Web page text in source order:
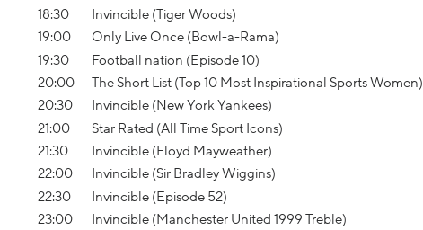
18:30
Invincible (Tiger Woods)
19:00
Only Live Once (Bowl-a-Rama)
19:30
Football nation (Episode 10)
20:00
The Short List (Top 10 Most Inspirational Sports Women)
20:30
Invincible (New York Yankees)
21:00
Star Rated (All Time Sport Icons)
21:30
Invincible (Floyd Mayweather)
22:00
Invincible (Sir Bradley Wiggins)
22:30
Invincible (Episode 52)
23:00
Invincible (Manchester United 1999 Treble)